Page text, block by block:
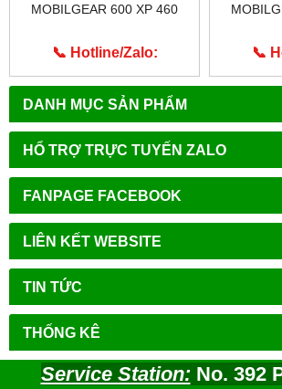
DANH MỤC SẢN PHẨM
HỔ TRỢ TRỰC TUYẾN ZALO
FANPAGE FACEBOOK
LIÊN KẾT WEBSITE
TIN TỨC
THỐNG KÊ
MOBILGEAR 600 XP 460
📞 Hotline/Zalo:
0913.203.955
📞
Service Station:No. 392